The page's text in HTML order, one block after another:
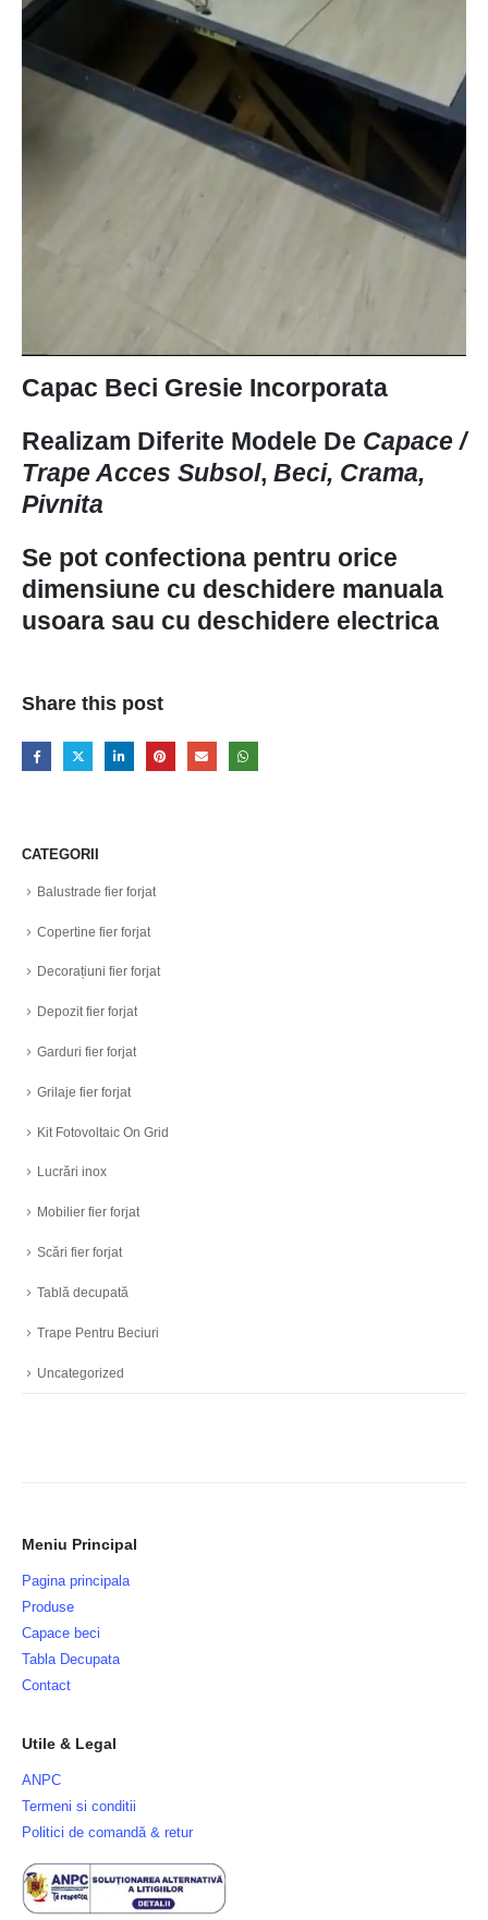
Capac Beci Gresie Incorporata
Realizam Diferite Modele De Capace /
Trape Acces Subsol, Beci, Crama,
Pivnita
Se pot confectiona pentru orice
dimensiune cu deschidere manuala
usoara sau cu deschidere electrica
Share this post
CATEGORII
Balustrade fier forjat
Copertine fier forjat
Decorațiuni fier forjat
Depozit fier forjat
Garduri fier forjat
Grilaje fier forjat
Kit Fotovoltaic On Grid
Lucrări inox
Mobilier fier forjat
Scări fier forjat
Tablă decupată
Trape Pentru Beciuri
Uncategorized
Meniu Principal
Pagina principala
Produse
Capace beci
Tabla Decupata
Contact
Utile & Legal
ANPC
Termeni si conditii
Politici de comandă & retur